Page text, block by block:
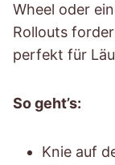
Wheel oder
Rollouts
perfekt für
So geht’s:
Knie auf